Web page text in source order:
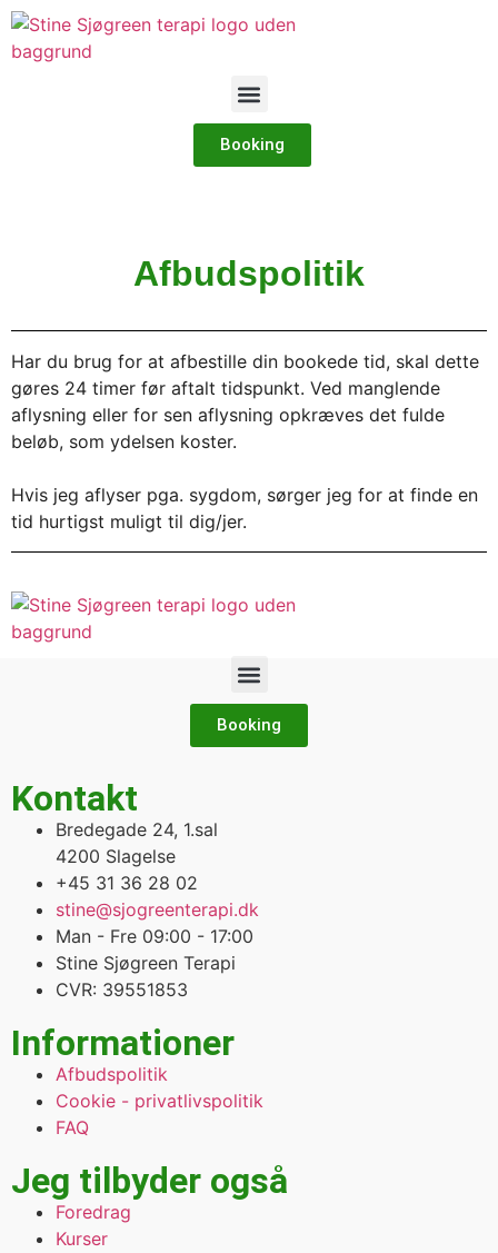
Booking
Afbudspolitik
Har du brug for at afbestille din bookede tid, skal dette
gøres 24 timer før aftalt tidspunkt. Ved manglende
aflysning eller for sen aflysning opkræves det fulde
beløb, som ydelsen koster.
Hvis jeg aflyser pga. sygdom, sørger jeg for at finde en
tid hurtigst muligt til dig/jer.
Booking
Kontakt
Bredegade 24, 1.sal
4200 Slagelse
+45 31 36 28 02
stine@sjogreenterapi.dk
Man - Fre 09:00 - 17:00
Stine Sjøgreen Terapi
CVR: 39551853
Informationer
Afbudspolitik
Cookie - privatlivspolitik
FAQ
Jeg tilbyder også
Foredrag
Kurser